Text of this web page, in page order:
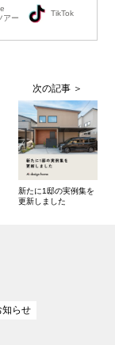
アー
TikTok
新たに1邸の実例集を
更新しました
知らせ